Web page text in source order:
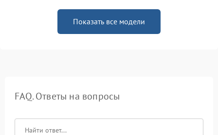
Показать все модели
FAQ. Ответы на вопросы